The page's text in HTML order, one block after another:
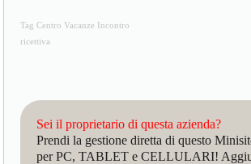
Tag Centro Vacanze Incontro
ricettiva
Sei il proprietario di questa azienda?
Prendi la gestione diretta di questo
per PC, TABLET e CELLULARI!